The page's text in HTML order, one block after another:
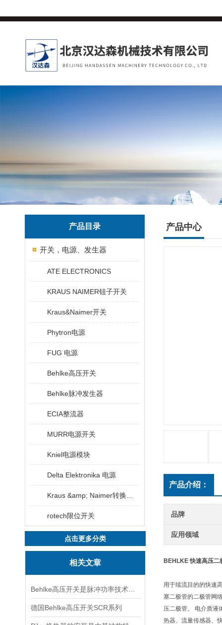
产品目录
开关，电源、发生器
ATE ELECTRONICS
KRAUS NAIMER钮子开关
Kraus&Naimer开关
Phytron电源
FUG 电源
Behlke高压开关
Behlke脉冲发生器
ECIA整流器
MURR电源开关
Kniel电源模块
Delta Elektronika 电源
rotech限位开关
点击更多分类
相关文章
德国Behlke高压开关SCR系列
产品中心
产品介绍：
品牌
应用领域
BEHLKE 快速高压二
用于续流目的的快速
塞二极管的二极管网
压二极管。 电介质液
热器、流量传感器、